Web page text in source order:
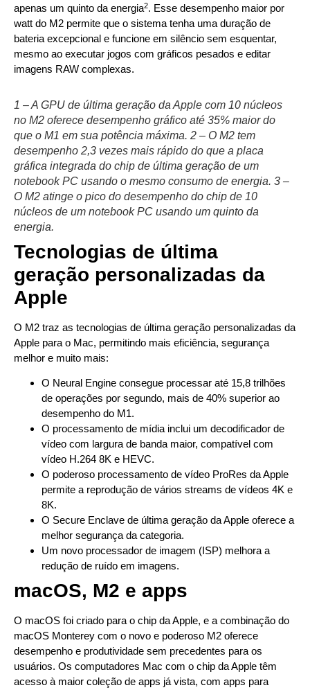
apenas um quinto da energia2. Esse desempenho maior por
watt do M2 permite que o sistema tenha uma duração de
bateria excepcional e funcione em silêncio sem esquentar,
mesmo ao executar jogos com gráficos pesados e editar
imagens RAW complexas.
1 – A GPU de última geração da Apple com 10 núcleos
no M2 oferece desempenho gráfico até 35% maior do
que o M1 em sua potência máxima. 2 – O M2 tem
desempenho 2,3 vezes mais rápido do que a placa
gráfica integrada do chip de última geração de um
notebook PC usando o mesmo consumo de energia. 3 –
O M2 atinge o pico do desempenho do chip de 10
núcleos de um notebook PC usando um quinto da
energia.
Tecnologias de última
geração personalizadas da
Apple
O M2 traz as tecnologias de última geração personalizadas da
Apple para o Mac, permitindo mais eficiência, segurança
melhor e muito mais:
O Neural Engine consegue processar até 15,8 trilhões
de operações por segundo, mais de 40% superior ao
desempenho do M1.
O processamento de mídia inclui um decodificador de
vídeo com largura de banda maior, compatível com
vídeo H.264 8K e HEVC.
O poderoso processamento de vídeo ProRes da Apple
permite a reprodução de vários streams de vídeos 4K e
8K.
O Secure Enclave de última geração da Apple oferece a
melhor segurança da categoria.
Um novo processador de imagem (ISP) melhora a
redução de ruído em imagens.
macOS, M2 e apps
O macOS foi criado para o chip da Apple, e a combinação do
macOS Monterey com o novo e poderoso M2 oferece
desempenho e produtividade sem precedentes para os
usuários. Os computadores Mac com o chip da Apple têm
acesso à maior coleção de apps já vista, com apps para